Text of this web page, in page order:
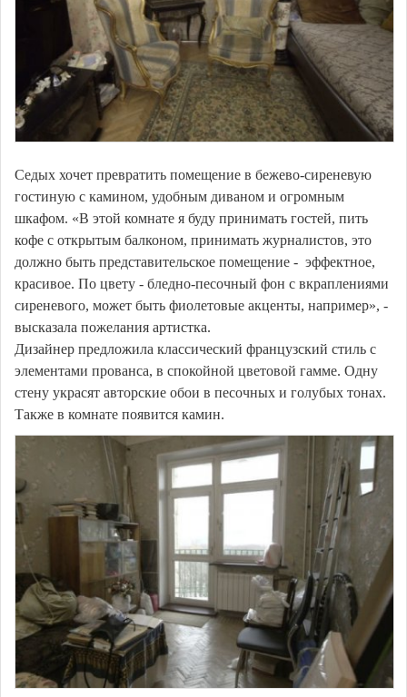
Седых хочет превратить помещение в бежево-сиреневую
гостиную с камином, удобным диваном и огромным
шкафом. «В этой комнате я буду принимать гостей, пить
кофе с открытым балконом, принимать журналистов, это
должно быть представительское помещение - эффектное,
красивое. По цвету - бледно-песочный фон с вкраплениями
сиреневого, может быть фиолетовые акценты, например», -
высказала пожелания артистка.
Дизайнер предложила классический французский стиль с
элементами прованса, в спокойной цветовой гамме. Одну
стену украсят авторские обои в песочных и голубых тонах.
Также в комнате появится камин.